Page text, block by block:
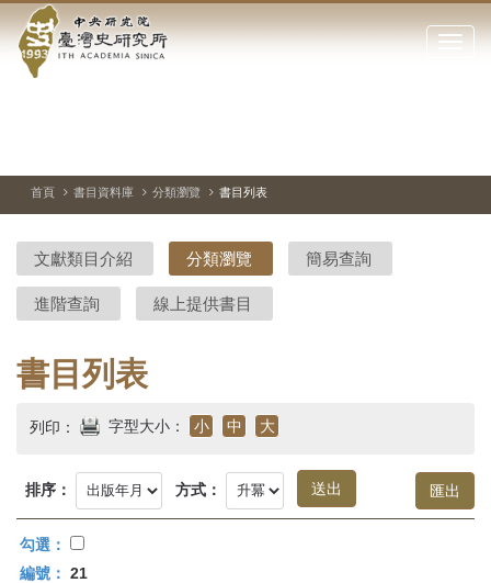
到中
央
院-
臺
灣
史
研
究
首
頁
點
閉
站
停、
圖
圖
結
首頁 書目資料庫 分類瀏覽 書目列表
文獻類目介紹 分類瀏覽 簡易查詢
進階查詢 線上提供書目
書目列表
列印： 字型大小： 小 中 大
排序： 方式：
勾選：
編號： 21